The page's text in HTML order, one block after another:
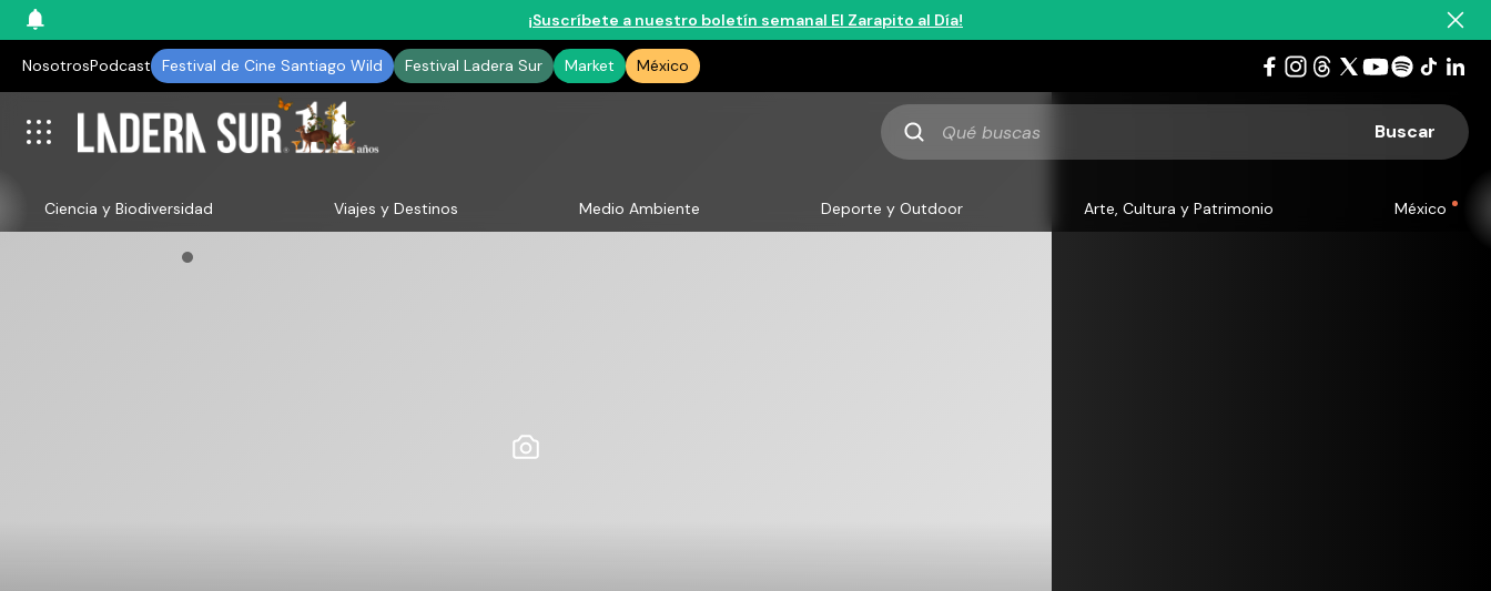
¡Suscríbete a nuestro boletín semanal El Zarapito al Día!
NosotrosPodcast Festival de Cine Santiago Wild Festival Ladera Sur Market México
Qué
buscas
Ciencia y Biodiversidad Viajes y Destinos Medio Ambiente Deporte y Outdoor Arte, Cultura y Patrimonio México